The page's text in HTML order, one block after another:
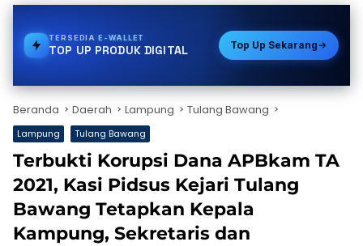
TERSEDIASTREAMING
TOP UP PRODUK DIGITAL Top Up Sekarang
Beranda Daerah Lampung Tulang Bawang
Lampung Tulang Bawang
Terbukti Korupsi Dana APBkam TA
2021, Kasi Pidsus Kejari Tulang
Bawang Tetapkan Kepala
Kampung, Sekretaris dan